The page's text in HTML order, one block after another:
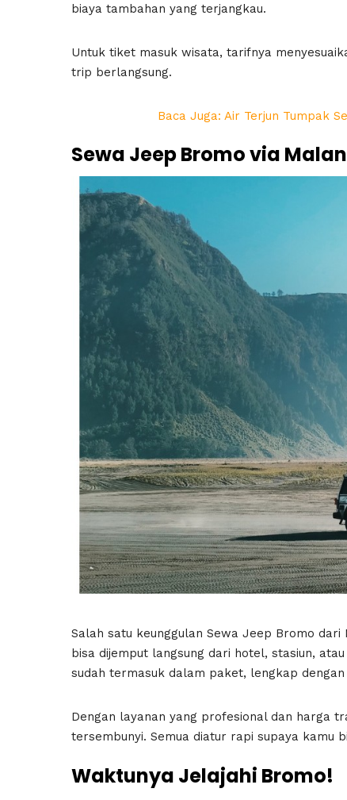
biaya tambahan yang terjangkau.
Untuk tiket masuk wisata, tarifnya
trip berlangsung.
Baca Juga: Air Terjun Tumpak
Sewa Jeep Bromo via
Salah satu keunggulan Sewa Jeep Bromo
bisa dijemput langsung dari hotel, stasiun,
sudah termasuk dalam paket, lengkap
Dengan layanan yang profesional dan harga
tersembunyi. Semua diatur rapi supaya kamu
Waktunya Jelajahi Bromo!